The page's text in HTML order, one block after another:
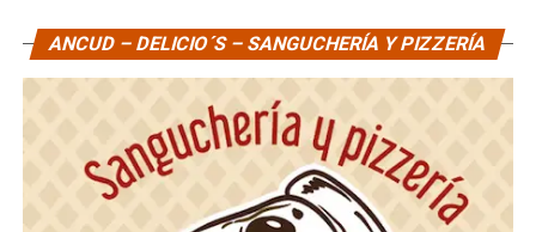
ANCUD – DELICIO´S – SANGUCHERÍA Y PIZZERÍA